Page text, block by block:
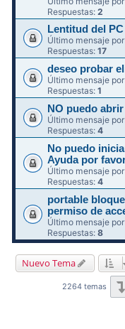
Respuestas:2
Lentitud del
Último mensaje
Respuestas:17
deseo probar
Último mensaje
Respuestas:1
NO puedo
Último mensaje
Respuestas:4
No puedo
Ayuda por
Último mensaje
Respuestas:4
portable
permiso de
Último mensaje
Respuestas:8
Nuevo Tema
2264 temas